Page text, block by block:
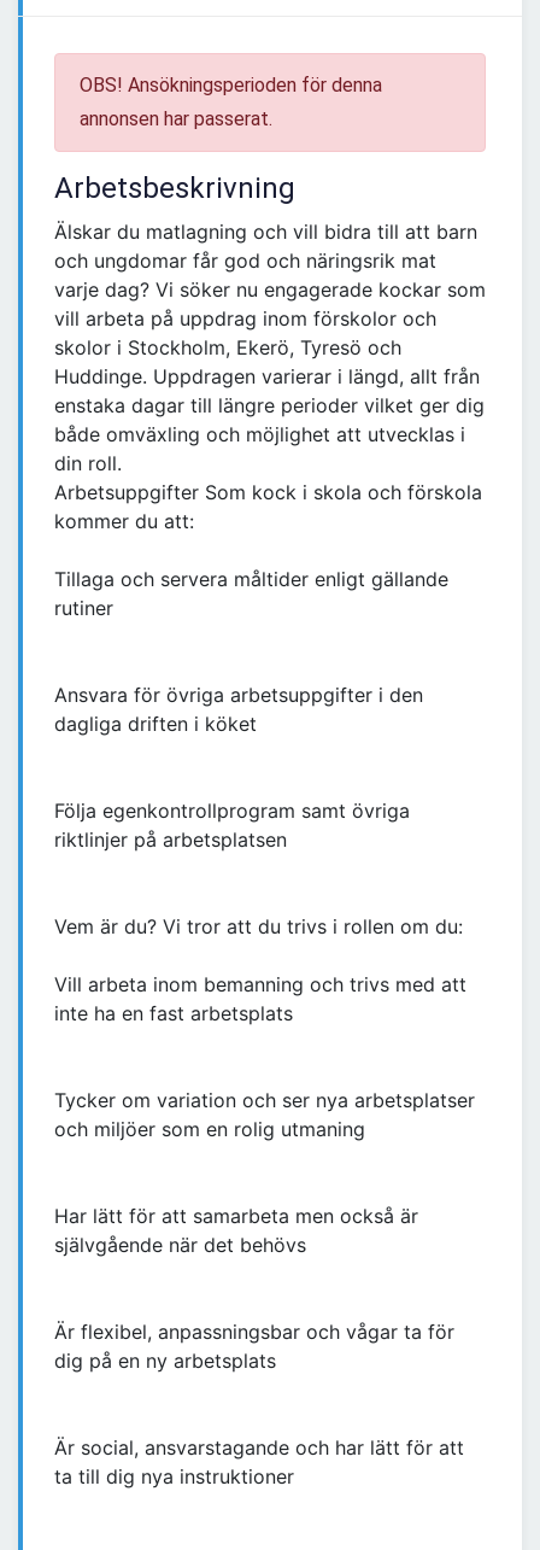
OBS! Ansökningsperioden för denna
annonsen har passerat.
Arbetsbeskrivning
Älskar du matlagning och vill bidra till att barn
och ungdomar får god och näringsrik mat
varje dag? Vi söker nu engagerade kockar som
vill arbeta på uppdrag inom förskolor och
skolor i Stockholm, Ekerö, Tyresö och
Huddinge. Uppdragen varierar i längd, allt från
enstaka dagar till längre perioder vilket ger dig
både omväxling och möjlighet att utvecklas i
din roll.
Arbetsuppgifter Som kock i skola och förskola
kommer du att:
Tillaga och servera måltider enligt gällande
rutiner
Ansvara för övriga arbetsuppgifter i den
dagliga driften i köket
Följa egenkontrollprogram samt övriga
riktlinjer på arbetsplatsen
Vem är du? Vi tror att du trivs i rollen om du:
Vill arbeta inom bemanning och trivs med att
inte ha en fast arbetsplats
Tycker om variation och ser nya arbetsplatser
och miljöer som en rolig utmaning
Har lätt för att samarbeta men också är
självgående när det behövs
Är flexibel, anpassningsbar och vågar ta för
dig på en ny arbetsplats
Är social, ansvarstagande och har lätt för att
ta till dig nya instruktioner